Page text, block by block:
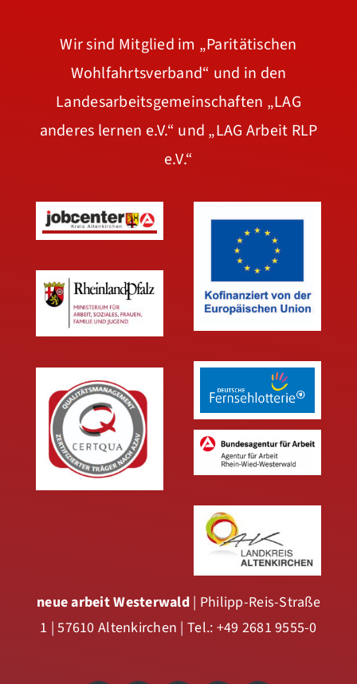
Wir sind Mitglied im „Paritätischen
Wohlfahrtsverband“ und in den
Landesarbeitsgemeinschaften „LAG
anderes lernen e.V.“ und „LAG Arbeit RLP
e.V.“
neue arbeit Westerwald | Philipp-Reis-Straße
1 | 57610 Altenkirchen | Tel.: +49 2681 9555-0